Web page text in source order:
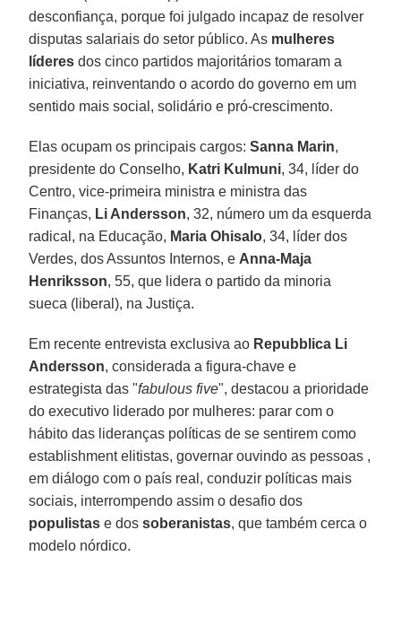
desconfiança, porque foi julgado incapaz de resolver
disputas salariais do setor público. As mulheres
líderes dos cinco partidos majoritários tomaram a
iniciativa, reinventando o acordo do governo em um
sentido mais social, solidário e pró-crescimento.
Elas ocupam os principais cargos:Sanna Marin,
presidente do Conselho, Katri Kulmuni, 34, líder do
Centro, vice-primeira ministra e ministra das
Finanças, Li Andersson, 32, número um da esquerda
radical, na Educação, Maria Ohisalo, 34, líder dos
Verdes, dos Assuntos Internos, e Anna-Maja
Henriksson, 55, que lidera o partido da minoria
sueca (liberal), na Justiça.
Em recente entrevista exclusiva ao Repubblica Li
Andersson, considerada a figura-chave e
estrategista das "fabulous five", destacou a prioridade
do executivo liderado por mulheres: parar com o
hábito das lideranças políticas de se sentirem como
establishment elitistas, governar ouvindo as pessoas ,
em diálogo com o país real, conduzir políticas mais
sociais, interrompendo assim o desafio dos
populistas e dossoberanistas, que também cerca o
modelo nórdico.